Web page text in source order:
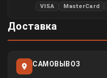
VISA MasterCard
Доставка
САМОВЫВОЗ